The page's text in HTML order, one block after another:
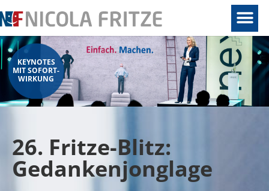
KEYNOTES
MIT SOFORT-
WIRKUNG
26. Fritze-Blitz:
Gedankenjonglage